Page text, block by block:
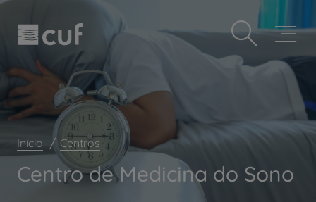
Observação:
este
inclui
sistema
acessibilidade.
Passar
para
conteúdo
principal
Prevenção e bem-estar
Grandes Áreas da Saúde
Serviços CUF
Plano +CUF
My CUF
Clientes e acompanhantes
CUF Academic Center
Início Centros
Centro de Medicina do Sono